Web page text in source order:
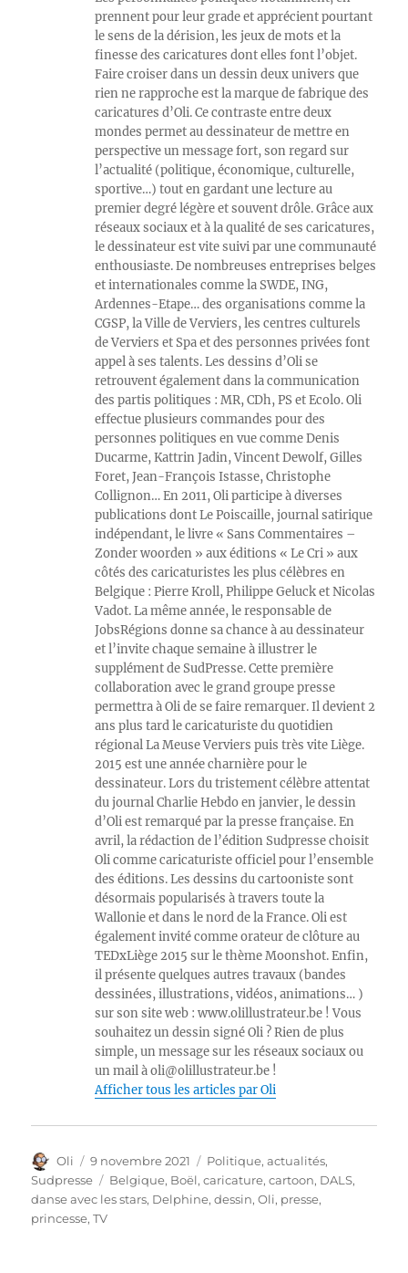
prennent pour leur grade et apprécient pourtant
le sens de la dérision, les jeux de mots et la
finesse des caricatures dont elles font l’objet.
Faire croiser dans un dessin deux univers que
rien ne rapproche est la marque de fabrique des
caricatures d’Oli. Ce contraste entre deux
mondes permet au dessinateur de mettre en
perspective un message fort, son regard sur
l’actualité (politique, économique, culturelle,
sportive…) tout en gardant une lecture au
premier degré légère et souvent drôle. Grâce aux
réseaux sociaux et à la qualité de ses caricatures,
le dessinateur est vite suivi par une communauté
enthousiaste. De nombreuses entreprises belges
et internationales comme la SWDE, ING,
Ardennes-Etape… des organisations comme la
CGSP, la Ville de Verviers, les centres culturels
de Verviers et Spa et des personnes privées font
appel à ses talents. Les dessins d’Oli se
retrouvent également dans la communication
des partis politiques : MR, CDh, PS et Ecolo. Oli
effectue plusieurs commandes pour des
personnes politiques en vue comme Denis
Ducarme, Kattrin Jadin, Vincent Dewolf, Gilles
Foret, Jean-François Istasse, Christophe
Collignon… En 2011, Oli participe à diverses
publications dont Le Poiscaille, journal satirique
indépendant, le livre « Sans Commentaires –
Zonder woorden » aux éditions « Le Cri » aux
côtés des caricaturistes les plus célèbres en
Belgique : Pierre Kroll, Philippe Geluck et Nicolas
Vadot. La même année, le responsable de
JobsRégions donne sa chance à au dessinateur
et l’invite chaque semaine à illustrer le
supplément de SudPresse. Cette première
collaboration avec le grand groupe presse
permettra à Oli de se faire remarquer. Il devient 2
ans plus tard le caricaturiste du quotidien
régional La Meuse Verviers puis très vite Liège.
2015 est une année charnière pour le
dessinateur. Lors du tristement célèbre attentat
du journal Charlie Hebdo en janvier, le dessin
d’Oli est remarqué par la presse française. En
avril, la rédaction de l’édition Sudpresse choisit
Oli comme caricaturiste officiel pour l’ensemble
des éditions. Les dessins du cartooniste sont
désormais popularisés à travers toute la
Wallonie et dans le nord de la France. Oli est
également invité comme orateur de clôture au
TEDxLiège 2015 sur le thème Moonshot. Enfin,
il présente quelques autres travaux (bandes
dessinées, illustrations, vidéos, animations… )
sur son site web : www.olillustrateur.be ! Vous
souhaitez un dessin signé Oli ? Rien de plus
simple, un message sur les réseaux sociaux ou
un mail à oli@olillustrateur.be !
Afficher tous les articles par Oli
Auteur
Oli
Publié
le
9 novembre 2021 Catégories
Politique, actualités,
Sudpresse
Étiquettes
Belgique, Boël,caricature,cartoon, DALS,
danse avec les stars, Delphine,dessin,Oli, presse,
princesse,TV